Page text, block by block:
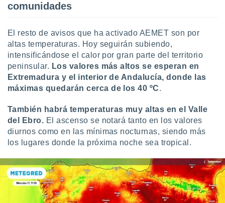
comunidades
El resto de avisos que ha activado AEMET son por
altas temperaturas. Hoy seguirán subiendo,
intensificándose el calor por gran parte del territorio
peninsular. Los valores más altos se esperan en
Extremadura y el interior de Andalucía, donde las
máximas quedarán cerca de los 40 ºC.
También habrá temperaturas muy altas en el Valle
del Ebro. El ascenso se notará tanto en los valores
diurnos como en las mínimas nocturnas, siendo más
los lugares donde la próxima noche sea tropical.